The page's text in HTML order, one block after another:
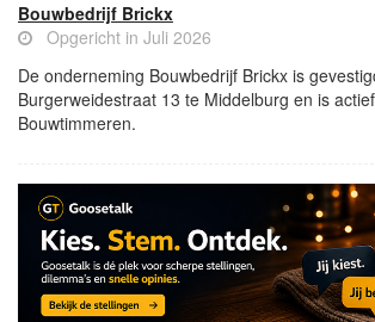
Bouwbedrijf Brickx
Opgericht in Juli 2026
De onderneming Bouwbedrijf Brickx is
Burgerweidestraat 13 te Middelburg en is
Bouwtimmeren.